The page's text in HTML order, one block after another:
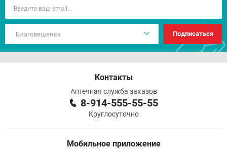
Подписаться
Контакты
Аптечная служба заказов
8-914-555-55-55
Круглосуточно
Мобильное приложение